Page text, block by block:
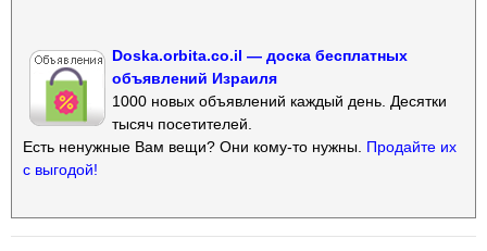
Doska.orbita.co.il — доска бесплатных
объявлений Израиля
1000 новых объявлений каждый день. Десятки
тысяч посетителей.
Есть ненужные Вам вещи? Они кому-то нужны. Продайте их
с выгодой!